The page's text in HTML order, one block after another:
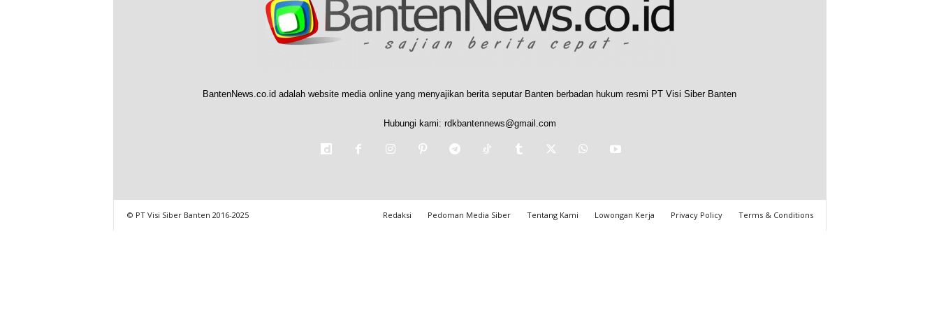
BantenNews.co.id adalah website media online yang menyajikan berita seputar Banten berbadan hukum resmi PT Visi Siber Banten
Hubungi kami: rdkbantennews@gmail.com
Redaksi Pedoman Media Siber Tentang Kami Lowongan Kerja Privacy Policy Terms & Conditions
© PT Visi Siber Banten 2016-2025